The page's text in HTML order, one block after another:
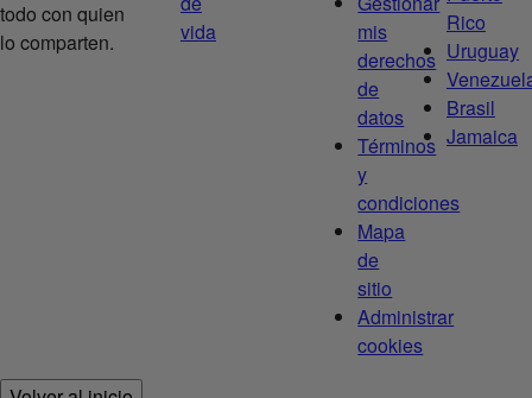
todo con quien
lo comparten.
vida
mis
derechos
de
datos
Términos
y
condiciones
Mapa
de
sitio
Administrar
cookies
Rico
Uruguay
Brasil
Jamaica